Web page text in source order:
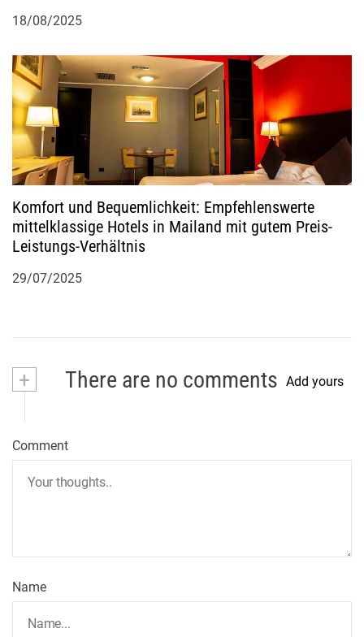
18/08/2025
Komfort und Bequemlichkeit: Empfehlenswerte
mittelklassige Hotels in Mailand mit gutem Preis-
Leistungs-Verhältnis
29/07/2025
+ There are no comments Add yours
Comment
Name